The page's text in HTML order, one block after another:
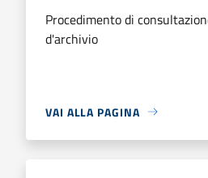
Procedimento di
d'archivio
VAI ALLA PAGINA